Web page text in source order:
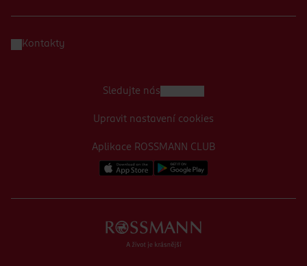
Kontakty
Aplikace ROSSMANN CLUB
Sledujte nás
Upravit nastavení cookies